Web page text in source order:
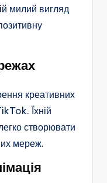
милий вигляд
креативних
Їхній
створювати
мереж.